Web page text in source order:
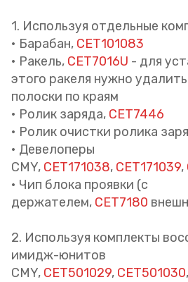
1. Используя отдельные
• Барабан, CET101083
• Ракель, CET7016U - для
этого ракеля нужно
полоски по краям
• Ролик заряда, CET7446
• Ролик очистки ролика
• Девелоперы
CMY, CET171038, CET171039,
• Чип блока проявки (с
держателем, CET7180
2. Используя комплекты
имидж-юнитов
CMY, CET501029, CET501030,